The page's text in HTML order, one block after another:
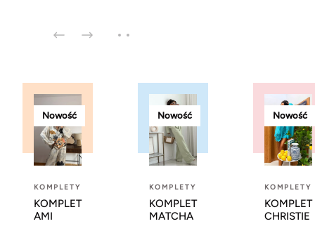
Nowość
KOMPLETY
KOMPLET
AMI
Nowość
KOMPLETY
KOMPLET
MATCHA
Nowość
KOMPLETY
KOMPLET
CHRISTIE